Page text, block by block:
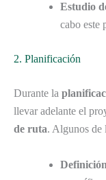
Estudio
cabo este
2. Planificación
Durante la
llevar adelante el
de ruta. Algunos de